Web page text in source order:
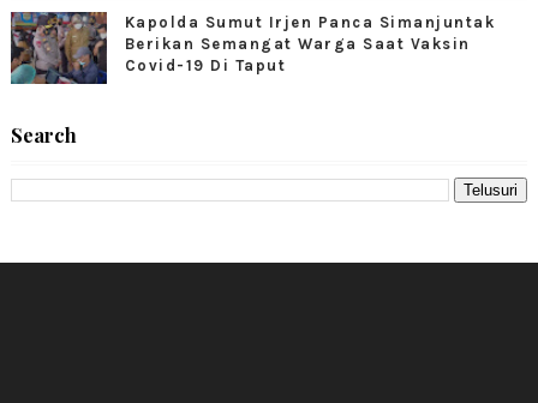
Kapolda Sumut Irjen Panca Simanjuntak
Berikan Semangat Warga Saat Vaksin
Covid-19 Di Taput
Search